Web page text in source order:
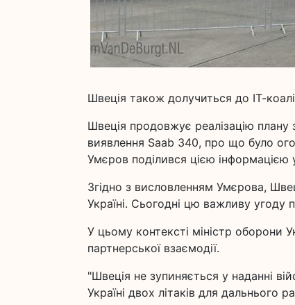
Швеція також долучиться до ІТ-
Швеція продовжує реалізацію плану
виявлення Saab 340, про що було
Умєров поділився цією інформацією
Згідно з висловленням Умєрова,
Україні. Сьогодні цю важливу угоду
У цьому контексті міністр оборони
партнерської взаємодії.
"Швеція не зупиняється у наданні
Україні двох літаків для дальнього